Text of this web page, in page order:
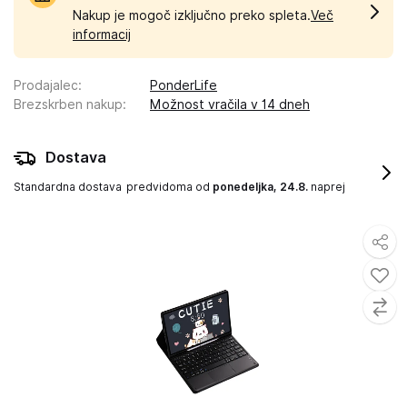
Nakup je mogoč izključno preko spleta.Več
informacij
Prodajalec:
PonderLife
Brezskrben nakup: Možnost vračila v 14 dneh
Dostava
Standardna dostava predvidoma od ponedeljka, 24.8. naprej